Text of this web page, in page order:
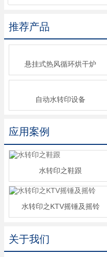
推荐产品
悬挂式热风循环烘干炉
自动水转印设备
应用案例
水转印之鞋跟
水转印之KTV摇锤及摇铃
关于我们